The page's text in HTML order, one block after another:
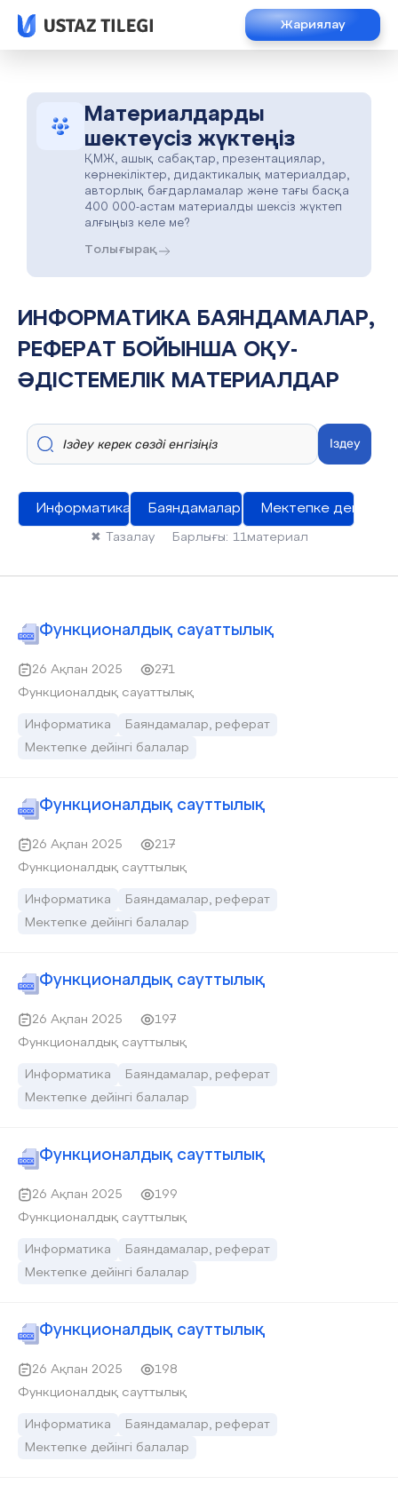
Жариялау
Материалдарды
шектеусіз жүктеңіз
ҚМЖ, ашық сабақтар, презентациялар,
көрнекіліктер, дидактикалық материалдар,
авторлық бағдарламалар және тағы басқа
400 000-астам материалды шексіз жүктеп
алғыңыз келе ме?
Толығырақ
ИНФОРМАТИКА БАЯНДАМАЛАР,
РЕФЕРАТ БОЙЫНША ОҚУ-
ӘДІСТЕМЕЛІК МАТЕРИАЛДАР
Іздеу
Информатика Баяндамалар, рефератМектепке дейінгі
✖ Тазалау Барлығы: 11материал
Функционалдық сауаттылық
26 Ақпан 2025
271
Функционалдық сауаттылық
Информатика
Баяндамалар, реферат
Мектепке дейінгі балалар
Функционалдық сауттылық
26 Ақпан 2025
217
Функционалдық сауттылық
Информатика
Баяндамалар, реферат
Мектепке дейінгі балалар
Функционалдық сауттылық
26 Ақпан 2025
197
Функционалдық сауттылық
Информатика
Баяндамалар, реферат
Мектепке дейінгі балалар
Функционалдық сауттылық
26 Ақпан 2025
199
Функционалдық сауттылық
Информатика
Баяндамалар, реферат
Мектепке дейінгі балалар
Функционалдық сауттылық
26 Ақпан 2025
198
Функционалдық сауттылық
Информатика
Баяндамалар, реферат
Мектепке дейінгі балалар